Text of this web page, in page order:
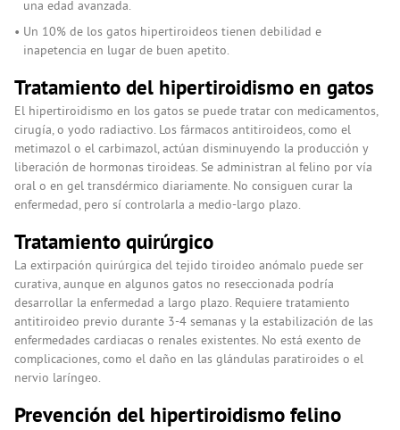
una edad avanzada.
Un 10% de los gatos hipertiroideos tienen debilidad e
inapetencia en lugar de buen apetito.
Tratamiento del hipertiroidismo en gatos
El hipertiroidismo en los gatos se puede tratar con medicamentos,
cirugía, o yodo radiactivo. Los fármacos antitiroideos, como el
metimazol o el carbimazol, actúan disminuyendo la producción y
liberación de hormonas tiroideas. Se administran al felino por vía
oral o en gel transdérmico diariamente. No consiguen curar la
enfermedad, pero sí controlarla a medio-largo plazo.
Tratamiento quirúrgico
La extirpación quirúrgica del tejido tiroideo anómalo puede ser
curativa, aunque en algunos gatos no reseccionada podría
desarrollar la enfermedad a largo plazo. Requiere tratamiento
antitiroideo previo durante 3-4 semanas y la estabilización de las
enfermedades cardiacas o renales existentes. No está exento de
complicaciones, como el daño en las glándulas paratiroides o el
nervio laríngeo.
Prevención del hipertiroidismo felino